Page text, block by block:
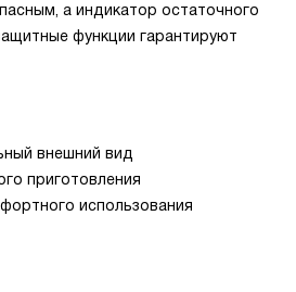
а индикатор остаточного
функции гарантируют
внешний вид
приготовления
использования